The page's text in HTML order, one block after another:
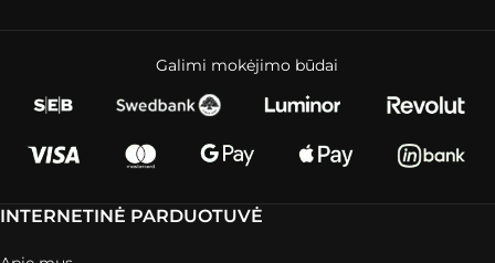
Galimi mokėjimo būdai
INTERNETINĖ PARDUOTUVĖ